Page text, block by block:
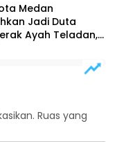
Medan
Jadi Duta
Ayah Teladan,
Ruas yang